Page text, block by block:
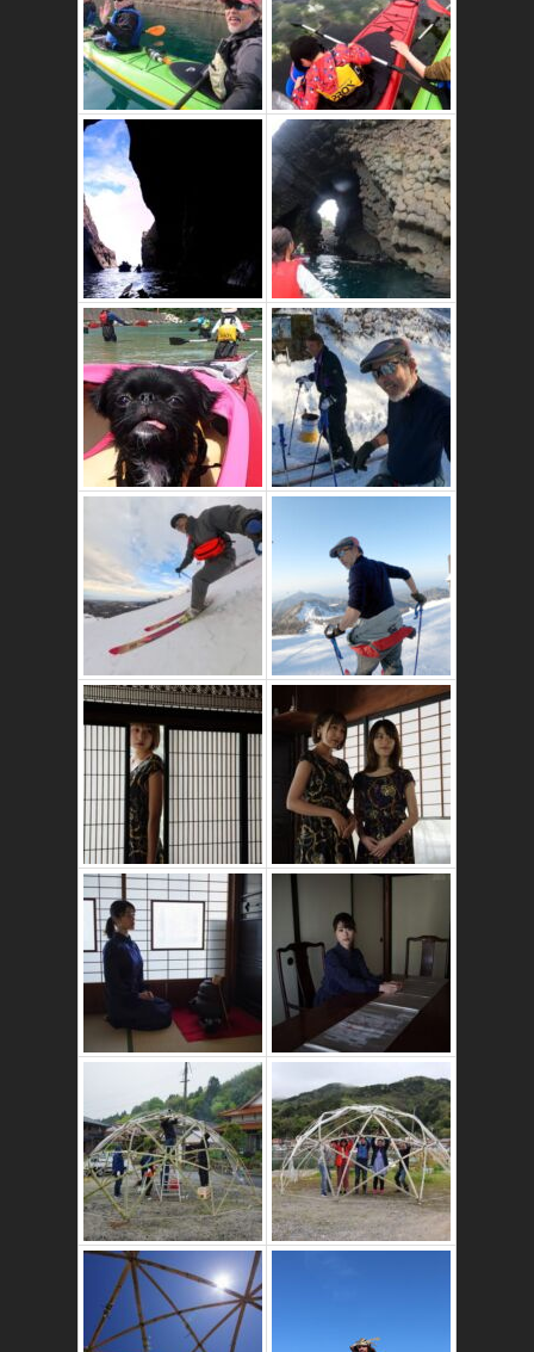
かたゑ庵築100年
の古民家
竹ドームのワーク